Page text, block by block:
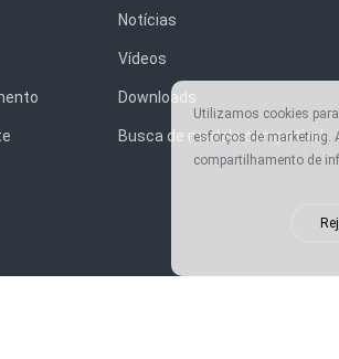
Notícias
Vídeos
Downloads
Busca de modelo compatível
Utilizamos cookies
esforços de marketing.
compartilhamento de